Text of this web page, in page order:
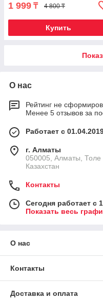
1 999 ₸ 4 800 ₸
Купить
О нас
Рейтинг не
Менее 5 отзывов за
Работает с
г. Алматы
050005, Алматы,
Казахстан
Контакты
Сегодня работает с
Показать весь
О нас
Контакты
Доставка и оплата